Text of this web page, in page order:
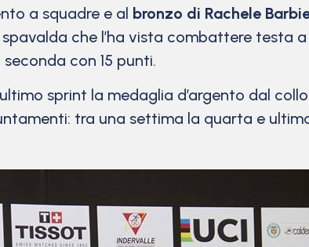
a squadre e al bronzo di Rachele
che l’ha vista combattere testa
seconda con 15 punti.
sprint la medaglia d’argento dal
tra una settima la quarta e